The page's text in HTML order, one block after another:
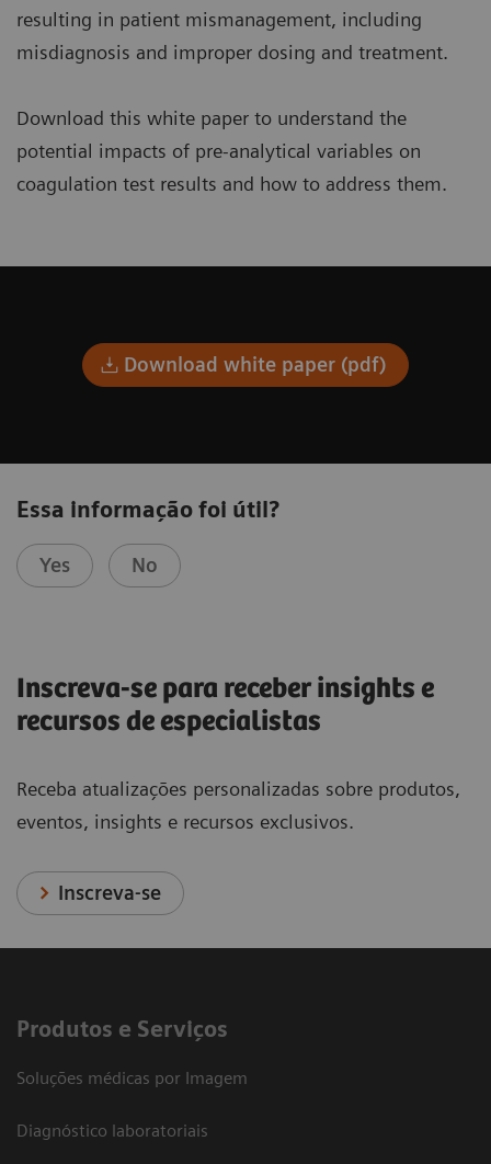
resulting in patient mismanagement, including
misdiagnosis and improper dosing and treatment.
Download this white paper to understand the
potential impacts of pre-analytical variables on
coagulation test results and how to address them.
Download white paper (pdf)
Essa informação foi útil?
Yes No
Inscreva-se para receber insights e
recursos de especialistas
Receba atualizações personalizadas sobre produtos,
eventos, insights e recursos exclusivos.
Inscreva-se
Produtos e Serviços
Soluções médicas por Imagem
Diagnóstico laboratoriais